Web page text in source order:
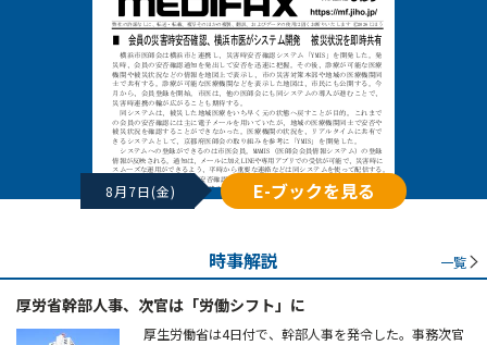
8月7日(金) E-ブックを見る
時事解説 一覧
厚労省幹部人事、次官は「労働シフト」に
厚生労働省は4日付で、幹部人事を発令した。事務次官